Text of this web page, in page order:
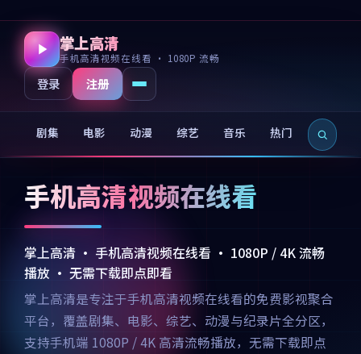
掌上高清
手机高清视频在线看 · 1080P 流畅
登录 注册
剧集 电影 动漫 综艺 音乐 热门 新片
手机高清视频在线看
掌上高清 · 手机高清视频在线看 · 1080P / 4K 流畅
播放 · 无需下载即点即看
掌上高清是专注于手机高清视频在线看的免费影视聚合
平台，覆盖剧集、电影、综艺、动漫与纪录片全分区，
支持手机端 1080P / 4K 高清流畅播放，无需下载即点